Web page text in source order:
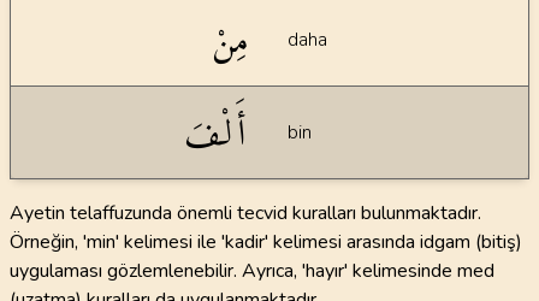
مِنْ daha
أَلْفَ bin
Ayetin telaffuzunda önemli tecvid kuralları bulunmaktadır.
Örneğin, 'min' kelimesi ile 'kadir' kelimesi arasında idgam (bitiş)
uygulaması gözlemlenebilir. Ayrıca, 'hayır' kelimesinde med